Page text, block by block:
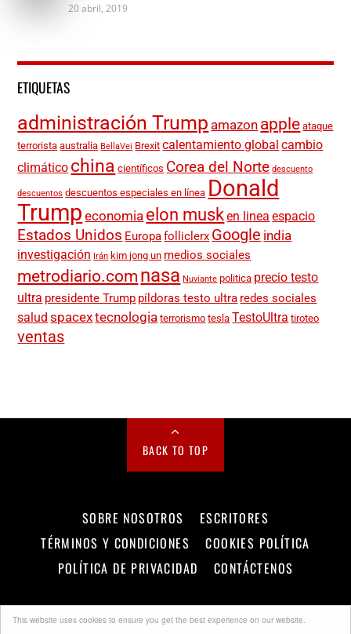
This website uses cookies to ensure you get the best experience on our website.
20 abril, 2019
ETIQUETAS
administración Trump amazon apple ataque
terrorista australia BellaVei Brexit calentamiento global cambio
climático china científicos Corea del Norte descuento
descuentos descuentos especiales en línea Donald
Trump economia elon musken linea espacio
Estados Unidos Europafolliclerx Google india
investigación Irán kim jong un medios sociales
metrodiario.com nasa Nuviante politica precio testo
ultra presidente Trump píldoras testo ultra redes sociales
salud spacextecnologia terrorismo tesla TestoUltra tiroteo
ventas
BACK TO TOP
SOBRE NOSOTROS
ESCRITORES
TÉRMINOS Y CONDICIONES
COOKIES POLÍTICA
POLÍTICA DE PRIVACIDAD
CONTÁCTENOS
©Metro Diario2026